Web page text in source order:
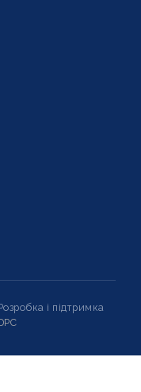
і підтримка